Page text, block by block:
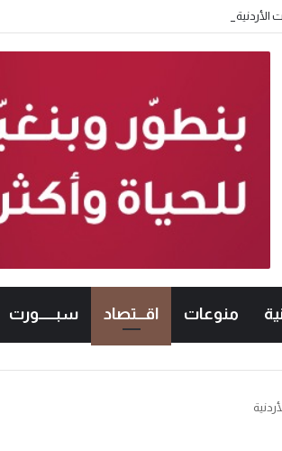
الأردنية في الكراتيه للطلاب ووصيفه البطولة للطالبات .. صور
منوعات اقـــتصاد سبــــــورت